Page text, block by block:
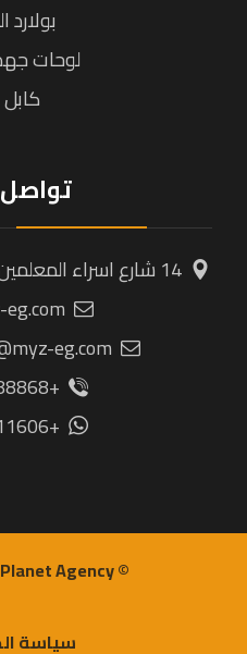
بولارد
لوحات
14 شارع اسراء المعلمين - ميدان لبنان - المهندسين
eg.com
+201158388868
+201032611606
© Designed by - TPlanet Agency
سياسة